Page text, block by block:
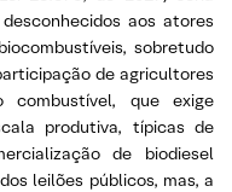
aos atores
sobretudo
de agricultores
combustível, que exige
produtiva, típicas de
de biodiesel
leilões públicos, mas, a